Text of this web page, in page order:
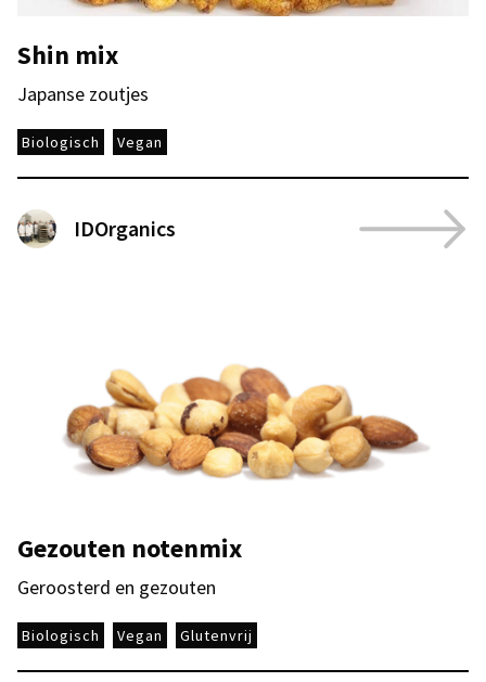
Shin mix
Japanse zoutjes
Biologisch Vegan
IDOrganics
Gezouten notenmix
Geroosterd en gezouten
Biologisch Vegan Glutenvrij